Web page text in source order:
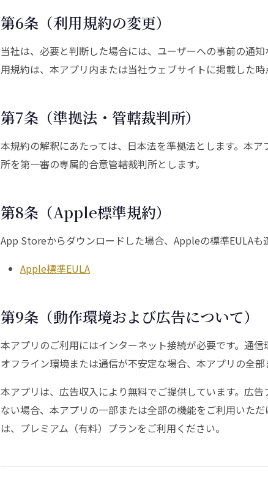
第6条（利用規約の変更）
当社は、必要と判断した場合には、ユーザーへの事前の通
用規約は、本アプリ内または当社ウェブサイトに掲載した時
第7条（準拠法・管轄裁判所）
本規約の解釈にあたっては、日本法を準拠法とします。本
所を第一審の専属的合意管轄裁判所とします。
第8条（Apple標準規約）
App Storeからダウンロードした場合、Appleの標準EULAも
Apple標準EULA
第9条（動作環境および広告について）
本アプリのご利用にはインターネット接続が必要です。通
オフライン環境または通信が不安定な場合、本アプリの全
本アプリは、広告収入により無料でご提供しています。広
ない場合、本アプリの一部または全部の機能をご利用いた
は、プレミアム（有料）プランをご利用ください。